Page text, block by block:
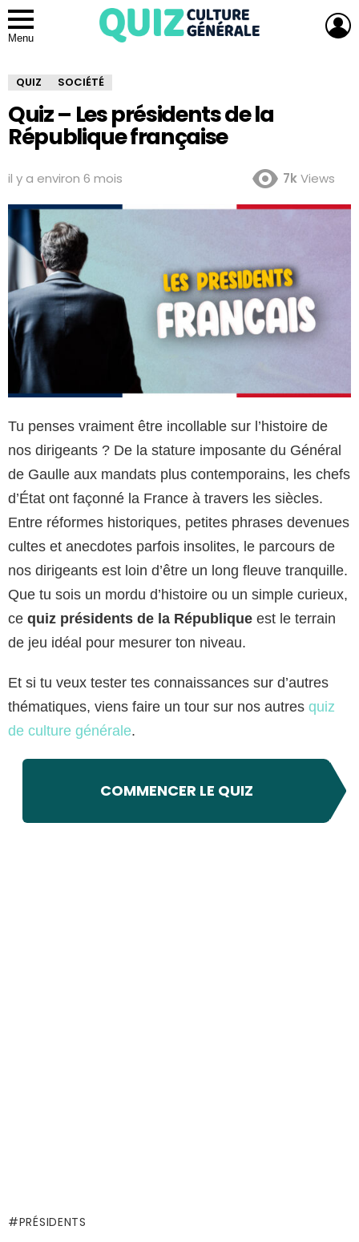
Menu
QUIZ SOCIÉTÉ
Quiz – Les présidents de la
République française
il y a environ 6 mois 7kViews
Tu penses vraiment être incollable sur l’histoire de
nos dirigeants ? De la stature imposante du Général
de Gaulle aux mandats plus contemporains, les chefs
d’État ont façonné la France à travers les siècles.
Entre réformes historiques, petites phrases devenues
cultes et anecdotes parfois insolites, le parcours de
nos dirigeants est loin d’être un long fleuve tranquille.
Que tu sois un mordu d’histoire ou un simple curieux,
ce quiz présidents de la République est le terrain
de jeu idéal pour mesurer ton niveau.
Et si tu veux tester tes connaissances sur d’autres
thématiques, viens faire un tour sur nos autres quiz
de culture générale.
COMMENCER LE QUIZ
PRÉSIDENTS